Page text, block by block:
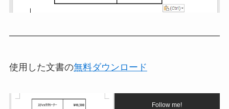
使用した文書の無料ダウンロード
Follow me!